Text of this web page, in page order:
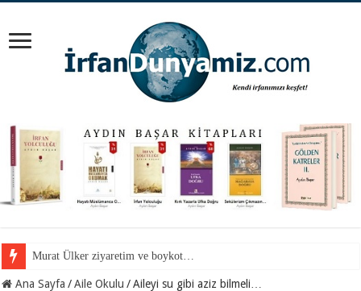
Murat Ülker ziyaretim ve boykot…
Mevlana Hazretlerini nerede arayalım?
Ana Sayfa / Aile Okulu / Aileyi su gibi aziz bilmeli…